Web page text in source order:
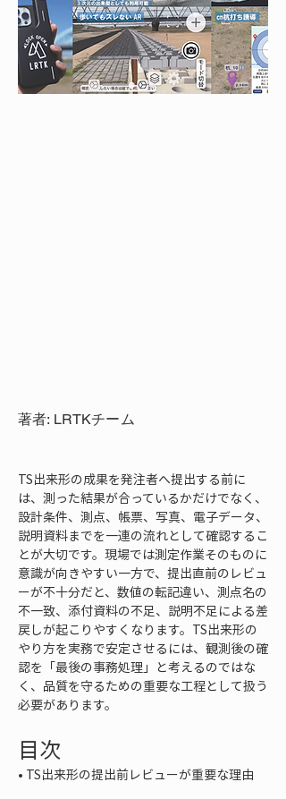
著者: LRTKチーム
TS出来形の成果を発注者へ提出する前に
は、測った結果が合っているかだけでなく、
設計条件、測点、帳票、写真、電子データ、
説明資料までを一連の流れとして確認するこ
とが大切です。現場では測定作業そのものに
意識が向きやすい一方で、提出直前のレビュ
ーが不十分だと、数値の転記違い、測点名の
不一致、添付資料の不足、説明不足による差
戻しが起こりやすくなります。TS出来形の
やり方を実務で安定させるには、観測後の確
認を「最後の事務処理」と考えるのではな
く、品質を守るための重要な工程として扱う
必要があります。
目次
• TS出来形の提出前レビューが重要な理由